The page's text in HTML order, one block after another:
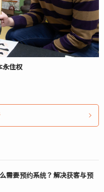
永住权
需要预约系统？解决获客与预